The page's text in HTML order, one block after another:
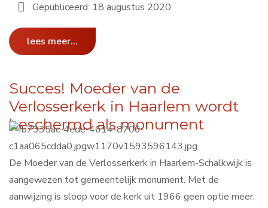
Gepubliceerd: 18 augustus 2020
lees meer...
Succes! Moeder van de
Verlosserkerk in Haarlem wordt
beschermd als monument
De Moeder van de Verlosserkerk in Haarlem-Schalkwijk is
aangewezen tot gemeentelijk monument. Met de
aanwijzing is sloop voor de kerk uit 1966 geen optie meer.